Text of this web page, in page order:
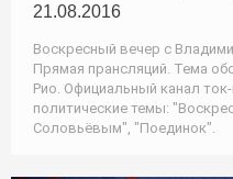
21.08.2016
Воскресный вечер с
Прямая прансляций. Тема
Рио. Официальный канал
политические темы:
Соловьёвым", "Поединок".